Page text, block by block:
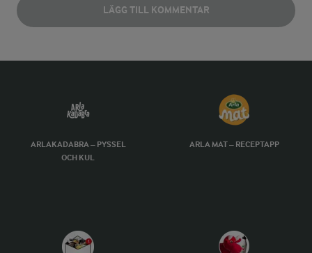
LÄGG TILL KOMMENTAR
ARLAKADABRA – PYSSEL
OCH KUL
ARLA MAT – RECEPTAPP